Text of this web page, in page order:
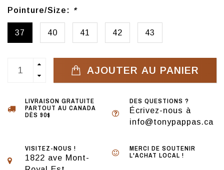
Pointure/Size: *
37 40 41 42 43
AJOUTER AU PANIER
LIVRAISON GRATUITE
PARTOUT AU CANADA
DÈS 90$
DES QUESTIONS ?
Écrivez-nous à
info@tonypappas.ca
VISITEZ-NOUS !
1822 ave Mont-
MERCI DE SOUTENIR
L'ACHAT LOCAL !